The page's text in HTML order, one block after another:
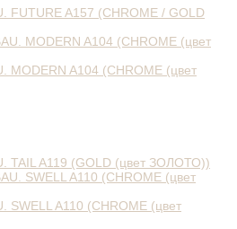
FUTURE A157 (CHROME / GOLD
MODERN A104 (CHROME (цвет
TAIL A119 (GOLD (цвет ЗОЛОТО))
SWELL A110 (CHROME (цвет